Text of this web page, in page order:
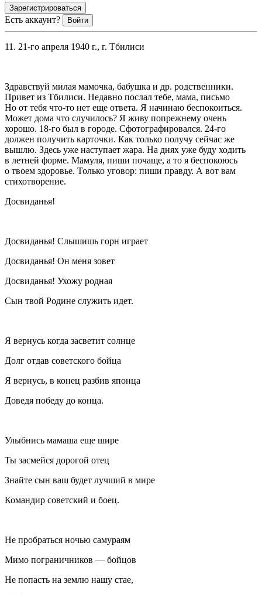
Зарегистрироваться
Есть аккаунт? Войти
11. 21-го апреля 1940 г., г. Тбилиси
Здравствуй милая мамочка, бабушка и др. родственники.
Привет из Тбилиси. Недавно послал тебе, мама, письмо
Но от тебя что-то нет еще ответа. Я начинаю беспокоиться.
Может дома что случилось? Я живу попрежнему очень
хорошо. 18-го был в городе. Сфотографировался. 24-го
должен получить карточки. Как только получу сейчас же
вышлю. Здесь уже наступает жара. На днях уже буду ходить
в летней форме. Мамуля, пиши почаще, а то я беспокоюсь
о твоем здоровье. Только уговор: пиши правду. А вот вам
стихотворение.
Досвиданья!
Досвиданья! Слышишь горн играет
Досвиданья! Он меня зовет
Досвиданья! Ухожу родная
Сын твой Родине служить идет.
Я вернусь когда засветит солнце
Долг отдав советского бойца
Я вернусь, в конец разбив японца
Доведя победу до конца.
Улыбнись мамаша еще шире
Ты засмейся дорогой отец
Знайте сын ваш будет лучший в мире
Командир советский и боец.
Не пробраться ночью самураям
Мимо пограничников — бойцов
Не попасть на землю нашу стае,